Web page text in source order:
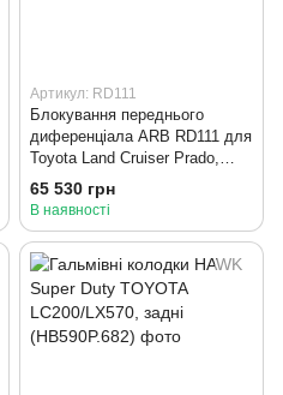
Артикул: RD111
Блокування переднього
диференціала ARB RD111 для
Toyota Land Cruiser Prado,
4Runner, HiLux, Hiace,
Fortuner,T100, Tacoma,FJ
65 530 грн
В наявності